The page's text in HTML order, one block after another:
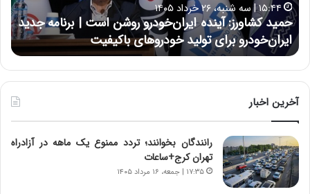
روشن است | برنامه جدید
باکیفیت
ی
ی
:
د
ر
ط
ا
ر
ی
۱۷:۳۹ | سه شنبه، ۲۲ اردیبهشت ۱۴۰۵
حسین علایی: در طول تاریخ
نتوانسته در مقابل چنین قدرتی
آخرین اخبار
رانندگان بخوانند؛ تردد ممنوع یک ماهه در آزادراه
تهران کرج+ساعات
۱۷:۳۵ | جمعه، ۱۶ مرداد ۱۴۰۵